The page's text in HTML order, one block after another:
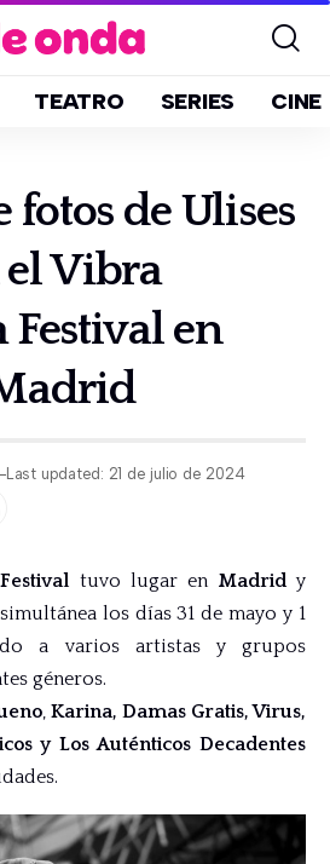
TEATRO SERIES CINE
fotos de Ulises
el Vibra
en
Last updated: 21 de julio de 2024
tuvo lugar en Madridy
los días 31 de mayo y 1
a varios artistas y grupos
géneros.
, Karina, Damas Gratis, Virus,
y Los Auténticos Decadentes